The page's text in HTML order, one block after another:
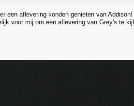
een aflevering konden genieten van
voor mij om een aflevering van Grey's te